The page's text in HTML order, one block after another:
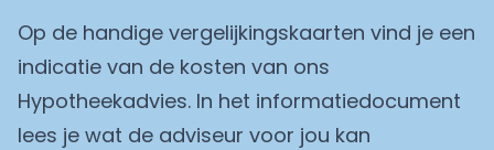
Op de handige vergelijkingskaarten vind je een
indicatie van de kosten van ons
Hypotheekadvies. In het informatiedocument
lees je wat de adviseur voor jou kan